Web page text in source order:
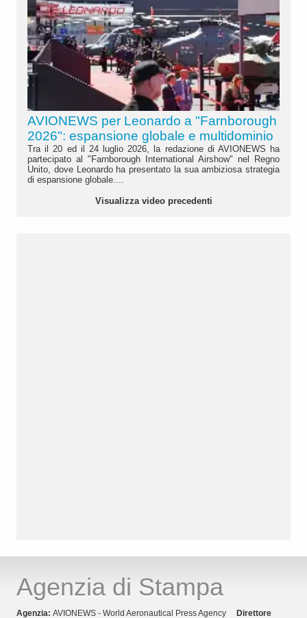
AVIONEWS per Leonardo a "Farnborough
2026": espansione globale e multidominio
Tra il 20 ed il 24 luglio 2026, la redazione di AVIONEWS ha
partecipato al "Farnborough International Airshow" nel Regno
Unito, dove Leonardo ha presentato la sua ambiziosa strategia
di espansione globale....
Visualizza video precedenti
Agenzia di Stampa
Agenzia: AVIONEWS - World Aeronautical Press Agency Direttore